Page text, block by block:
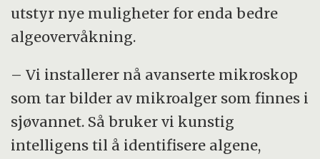
utstyr nye muligheter for enda bedre
algeovervåkning.
– Vi installerer nå avanserte mikroskop
som tar bilder av mikroalger som finnes i
sjøvannet. Så bruker vi kunstig
intelligens til å identifisere algene,